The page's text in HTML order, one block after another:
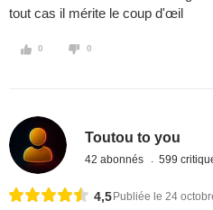
tout cas il mérite le coup d'œil
0 0
Toutou to you
42 abonnés 599
4,5 Publiée le 24